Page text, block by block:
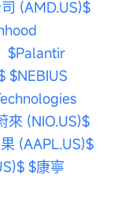
(AMD.US)$
$Palantir
$NEBIUS
來 (NIO.US)$
(AAPL.US)$
$康寧